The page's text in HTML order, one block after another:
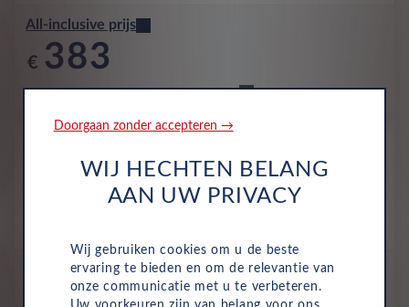
All-inclusive prijs
€ 383
p/m. incl. btw o.b.v 60 mnd en 5,000 km/j
Suzuki Swift
Comfort 1.2 Smart Hybrid
All-inclusive prijs
Doorgaan zonder accepteren →
WIJ HECHTEN BELANG
AAN UW PRIVACY
Wij gebruiken cookies om u de beste
ervaring te bieden en om de relevantie van
onze communicatie met u te verbeteren.